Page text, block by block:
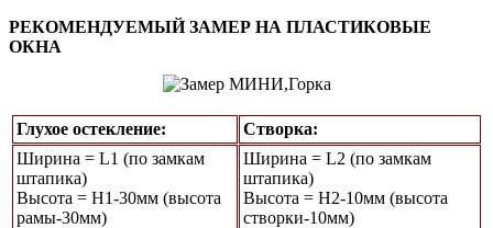
РЕКОМЕНДУЕМЫЙ ЗАМЕР НА ПЛАСТИКОВЫЕ
ОКНА
Глухое остекление:
Створка:
Ширина = L1 (по замкам
штапика)
Высота = Н1-30мм (высота
рамы-30мм)
Ширина = L2 (по замкам
штапика)
Высота = H2-10мм (высота
створки-10мм)